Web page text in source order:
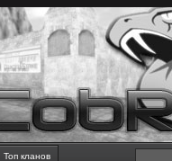
Топ кланов